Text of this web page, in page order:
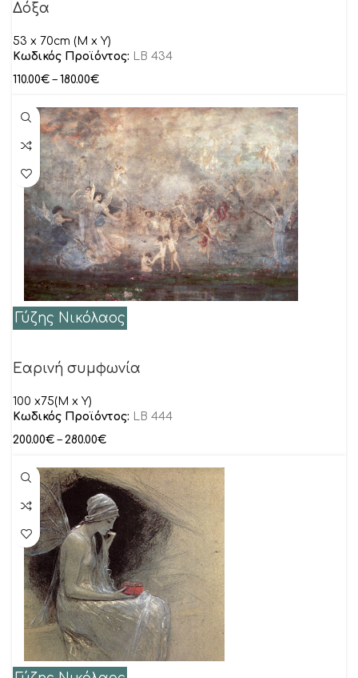
Δόξα
53 x 70cm (M x Y)
Κωδικός Προϊόντος: LB 434
110.00€ – 180.00€
Γύζης Νικόλαος
Εαρινή συμφωνία
100 x75(M x Y)
Κωδικός Προϊόντος: LB 444
200.00€ – 280.00€